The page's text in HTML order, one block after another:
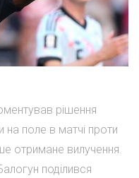
рішення
поле в матчі проти
отримане вилучення.
поділився